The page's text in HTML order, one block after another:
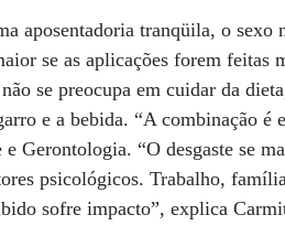
aposentadoria tranqüila, o sexo
se as aplicações forem feitas
se preocupa em cuidar da
e a bebida. “A combinação é
Gerontologia. “O desgaste se
psicológicos. Trabalho,
sofre impacto”, explica